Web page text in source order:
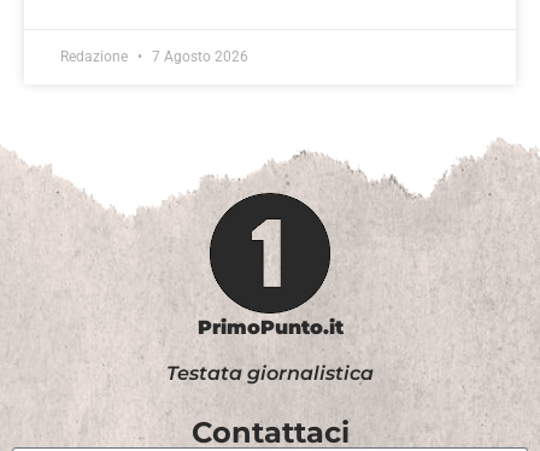
Redazione 7 Agosto 2026
PrimoPunto.it
Testata giornalistica
Contattaci